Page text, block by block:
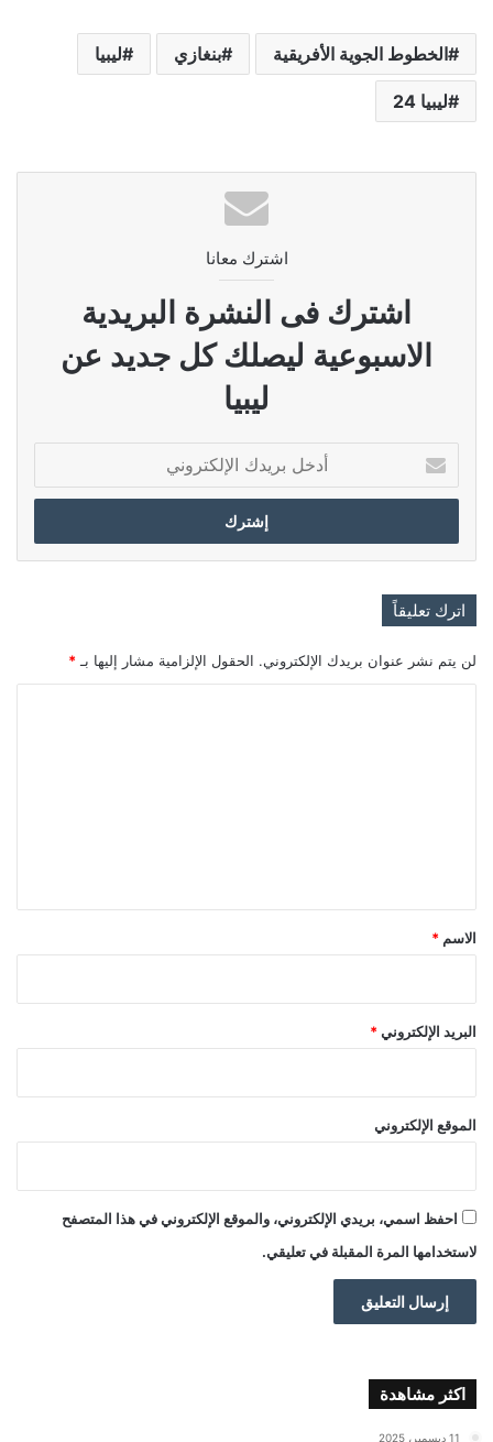
الخطوط الجوية الأفريقية بنغازي ليبيا
ليبيا 24
اشترك معانا
اشترك فى النشرة البريدية
الاسبوعية ليصلك كل جديد عن
ليبيا
بريدك
الإلكتروني
اترك تعليقاً
لن يتم نشر عنوان بريدك الإلكتروني. الحقول الإلزامية مشار إليها بـ *
*
الاسم *
البريد الإلكتروني *
الموقع الإلكتروني
احفظ اسمي، بريدي الإلكتروني، والموقع الإلكتروني في هذا المتصفح
لاستخدامها المرة المقبلة في تعليقي.
اكثر مشاهدة
11 ديسمبر، 2025